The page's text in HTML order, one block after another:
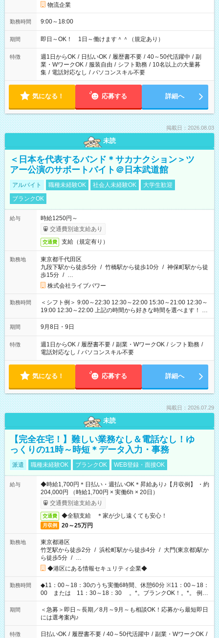
物流企業
勤務時間 9:00～18:00
期間 即日～OK！ 1日～働けます＾＾（規定あり）
特徴 週1日からOK / 日払いOK / 履歴書不要 / 40～50代活躍中 / 副
業・WワークOK / 服装自由 / シフト勤務 / 10名以上の大量募
集 / 電話対応なし / パソコンスキル不要
気になる！ 応募する 詳細へ
掲載日：2026.08.03
未読
＜日本を代表するバンド＊サカナクション＞ツ
アー公演のサポートバイト＠日本武道館
アルバイト 職種未経験OK 社会人未経験OK
大学生歓迎
ブランクOK
給与
時給1250円～
交通費別途支給あり
交通費 支給（規定有り）
勤務地
東京都千代田区
九段下駅から徒歩5分 / 竹橋駅から徒歩10分 / 神保町駅から徒
歩15分 / …
株式会社ライブパワー
勤務時間
＜シフト例＞ 9:00～22:30 12:30～22:00 15:30～21:00 12:30～
19:00 12:30～22:00 上記の時間から好きな時間を選べます！ ※
時間は変更となる可能性があります
期間 9月8日・9日
特徴 週1日からOK / 履歴書不要 / 副業・WワークOK / シフト勤務 /
電話対応なし / パソコンスキル不要
気になる！ 応募する 詳細へ
掲載日：2026.07.29
未読
【完全在宅！】難しい業務なし＆電話なし！ゆ
っくりの11時～時短＊データ入力・事務
派遣 職種未経験OK ブランクOK WEB登録・面接OK
給与
◆時給1,700円＊日払い・週払いOK＊昇給あり♪【月収例】 ・約
204,000円 （時給1,700円 × 実働6h × 20日）
交通費別途支給あり
交通費 ◆全額支給 ＊家が少し遠くても安心！
月収例 20～25万円
勤務地
東京都港区
竹芝駅から徒歩2分 / 浜松町駅から徒歩4分 / 大門(東京都)駅か
ら徒歩5分 / …
◆港区にある情報セキュリティ企業◆
勤務時間
◆11：00～18：30のうち実働6時間、休憩60分 ※11：00～18：
00 または 11：30～18：30 。*。ブランクOK！。*。 例え
ば前職が、 在宅/財団法人/事務/コールセンター/受付/販売/カフェ
スタッフ スイーツ販売/ホテルフロント/化粧品販売/など 様々な
業界から入社して活躍されています♪
期間
＜急募＞即日～長期／8月～9月～も相談OK！応募から最短即日
には選考案内♪
特徴 日払いOK / 履歴書不要 / 40～50代活躍中 / 副業・WワークOK /